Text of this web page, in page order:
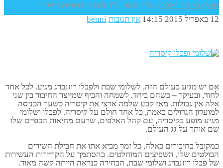
ראשי » ביקורות מוסיקה » שלומי שבת ופבלו רוזנברג – ההופעה בקיסריה
12 באפריל 2015 14:15 אין תגובות benni
אם יש מגיע בעולם הזה, לשלומי שבת ולפבלו רוזנברג מגיע. לכל אחד
לחוד, ובעיקר – כשהם ביחד. לשמחה והכיף שמייצר החיבור בין שני
אלה אין גבולות. מאז קבע שלמה ארצי את קיסריה כשער הכניסה
למועדון הגדולים באמת, כל אחד חולם על קיסריה. לפבלו ושלומי
מגיע מופע בקיסריה, עם קהל האלפים, שרעם מחיאות הכפיים שלו
שם אותך על גג העולם.
כמקובל בחיבורים כאלה, כל זמר מביא אתו את חבילת השירים
הבולטים שלו, השפיצים המוחלטים. בהסתמך על הקריירות העשירות
של פבלו רוזנברג ושלומי שבת, הבחירה כנראה הייתה קשה מאוד.